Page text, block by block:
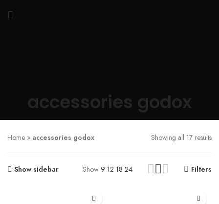
accessories godox
Home » accessories godox Showing all 17 results
Show sidebar Show 9 12 18 24 Filters